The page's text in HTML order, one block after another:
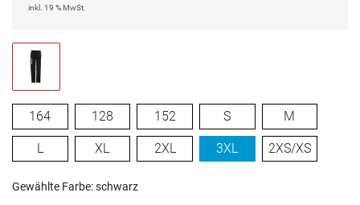
inkl. 19 % MwSt.
164 128 152 S M
L XL 2XL 3XL 2XS/XS
Gewählte Farbe: schwarz